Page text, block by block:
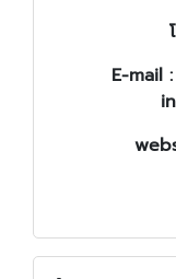
E-mail :